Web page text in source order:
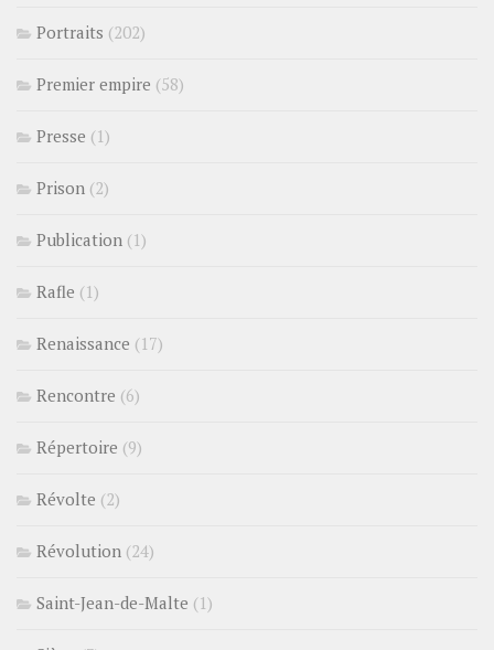
Portraits (202)
Premier empire (58)
Presse (1)
Prison (2)
Publication (1)
Rafle (1)
Renaissance (17)
Rencontre (6)
Répertoire (9)
Révolte (2)
Révolution (24)
Saint-Jean-de-Malte (1)